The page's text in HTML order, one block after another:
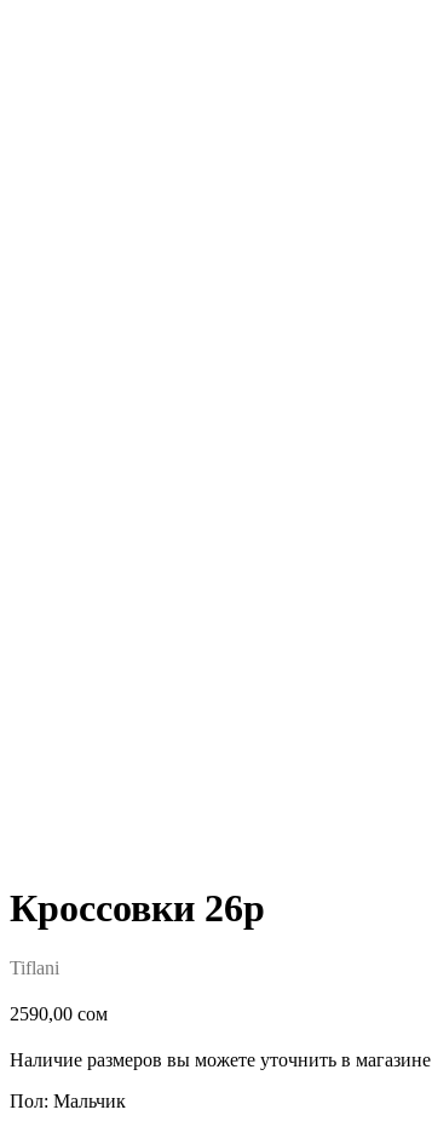
Кроссовки 26р
Tiflani
2590,00 сом
Наличие размеров вы можете уточнить в магазине
Пол: Мальчик